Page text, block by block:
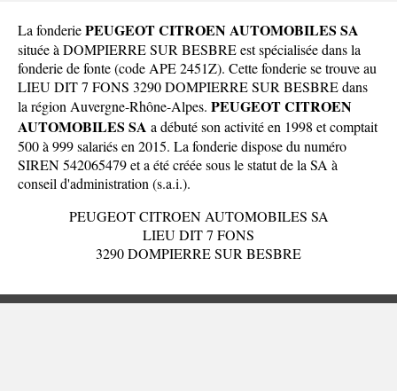
La fonderiePEUGEOT CITROEN AUTOMOBILES SA
située à DOMPIERRE SUR BESBRE est spécialisée dans la
fonderie de fonte (code APE 2451Z). Cette fonderie se trouve au
LIEU DIT 7 FONS 3290 DOMPIERRE SUR BESBRE dans
la région Auvergne-Rhône-Alpes. PEUGEOT CITROEN
AUTOMOBILES SA a débuté son activité en 1998 et comptait
500 à 999 salariés en 2015. La fonderie dispose du numéro
SIREN 542065479 et a été créée sous le statut de la SA à
conseil d'administration (s.a.i.).
PEUGEOT CITROEN AUTOMOBILES SA
LIEU DIT 7 FONS
3290 DOMPIERRE SUR BESBRE